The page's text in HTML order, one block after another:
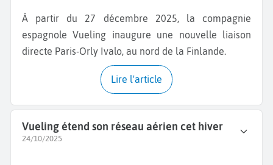
À partir du 27 décembre 2025, la compagnie
espagnole Vueling inaugure une nouvelle liaison
directe Paris-Orly Ivalo, au nord de la Finlande.
Lire l'article
Vueling étend son réseau aérien cet hiver
24/10/2025